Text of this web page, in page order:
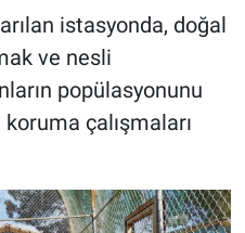
istasyonda, doğal
ve nesli
popülasyonunu
çalışmaları